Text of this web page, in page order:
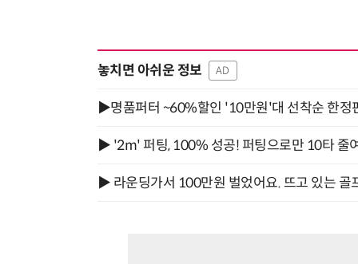
놓치면 아쉬운 정보 AD
▶명품퍼터 ~60%할인 '10만원'대 선착순 한정
▶ '2m' 퍼팅, 100% 성공! 퍼팅으로만 10타 줄
▶ 라운딩가서 100만원 벌었어요. 뜨고 있는 골